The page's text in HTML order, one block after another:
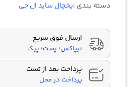
دسته بندی :یخچال ساید ال جی
ارسال فوق سریع
تیپاکس؛ پست؛ پیک
پرداخت بعد از تست
پرداخت در محل